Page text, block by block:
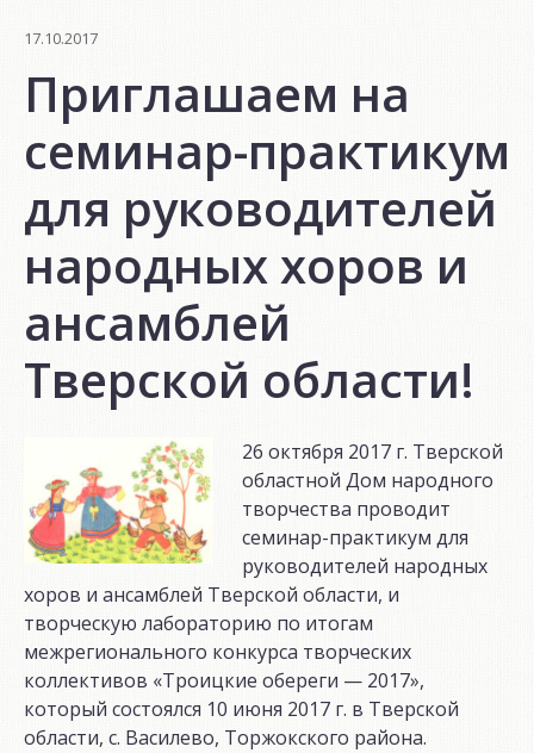
17.10.2017
Приглашаем на
семинар-практикум
для руководителей
народных хоров и
ансамблей
Тверской области!
26 октября 2017 г. Тверской
областной Дом народного
творчества проводит
семинар-практикум для
руководителей народных
хоров и ансамблей Тверской области, и
творческую лабораторию по итогам
межрегионального конкурса творческих
коллективов «Троицкие обереги — 2017»,
который состоялся 10 июня 2017 г. в Тверской
области, с. Василево, Торжокского района.